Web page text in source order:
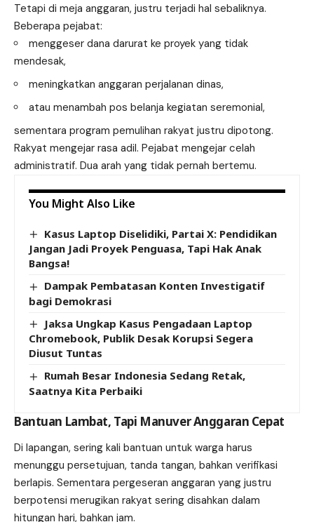
Tetapi di meja anggaran, justru terjadi hal sebaliknya.
Beberapa pejabat:
menggeser dana darurat ke proyek yang tidak
mendesak,
meningkatkan anggaran perjalanan dinas,
atau menambah pos belanja kegiatan seremonial,
sementara program pemulihan rakyat justru dipotong.
Rakyat mengejar rasa adil. Pejabat mengejar celah
administratif. Dua arah yang tidak pernah bertemu.
You Might Also Like
Kasus Laptop Diselidiki, Partai X: Pendidikan
Jangan Jadi Proyek Penguasa, Tapi Hak Anak
Bangsa!
Dampak Pembatasan Konten Investigatif
bagi Demokrasi
Jaksa Ungkap Kasus Pengadaan Laptop
Chromebook, Publik Desak Korupsi Segera
Diusut Tuntas
Rumah Besar Indonesia Sedang Retak,
Saatnya Kita Perbaiki
Bantuan Lambat, Tapi Manuver Anggaran Cepat
Di lapangan, sering kali bantuan untuk warga harus
menunggu persetujuan, tanda tangan, bahkan verifikasi
berlapis. Sementara pergeseran anggaran yang justru
berpotensi merugikan rakyat sering disahkan dalam
hitungan hari, bahkan jam.